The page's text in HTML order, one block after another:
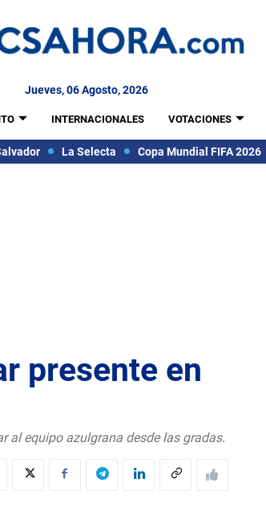
Jueves, 06 Agosto, 2026
INTERNACIONALES VOTACIONES
La Selecta Copa Mundial FIFA 2026
presente en
al equipo azulgrana desde las gradas.